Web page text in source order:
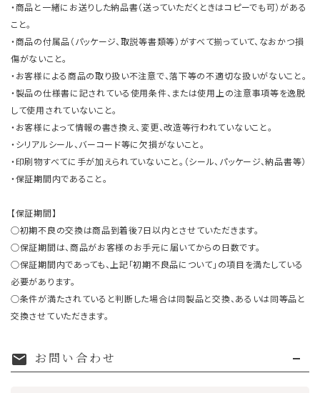
・商品と一緒にお送りした納品書（送っていただくときはコピーでも可）がある
こと。
・商品の付属品（パッケージ、取説等書類等）がすべて揃っていて、なおかつ損
傷がないこと。
・お客様による商品の取り扱い不注意で、落下等の不適切な扱いがないこと。
・製品の仕様書に記されている使用条件、または使用上の注意事項等を逸脱
して使用されていないこと。
・お客様によって情報の書き換え、変更、改造等行われていないこと。
・シリアルシール、バーコード等に欠損がないこと。
・印刷物すべてに手が加えられていないこと。（シール、パッケージ、納品書等）
・保証期間内であること。
【保証期間】
○初期不良の交換は商品到着後7日以内とさせていただきます。
○保証期間は、商品がお客様のお手元に届いてからの日数です。
○保証期間内であっても、上記「初期不良品について」の項目を満たしている
必要があります。
○条件が満たされていると判断した場合は同製品と交換、あるいは同等品と
交換させていただきます。
mail お問い合わせ